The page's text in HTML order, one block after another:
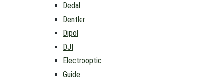
Dedal
Dentler
Dipol
DJI
Electrooptic
Guide